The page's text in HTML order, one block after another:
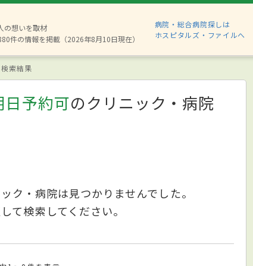
の想いを取材
件の情報を掲載（2026年8月10日現在）
病院・総合病院探しは
ホスピタルズ・ファイルへ
索結果
予約可のクリニック・病院
ク・病院は見つかりませんでした。
て検索してください。